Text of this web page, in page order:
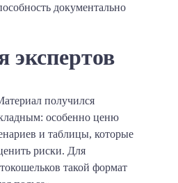
документально
экспертов
получился
особенно ценю
и таблицы, которые
риски. Для
такой формат